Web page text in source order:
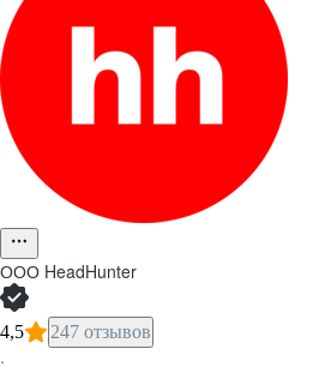
ООО HeadHunter
4,5 247 отзывов
·